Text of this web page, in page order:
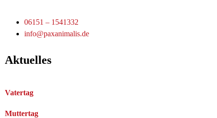
06151 – 1541332
info@paxanimalis.de
Aktuelles
Vatertag
Muttertag